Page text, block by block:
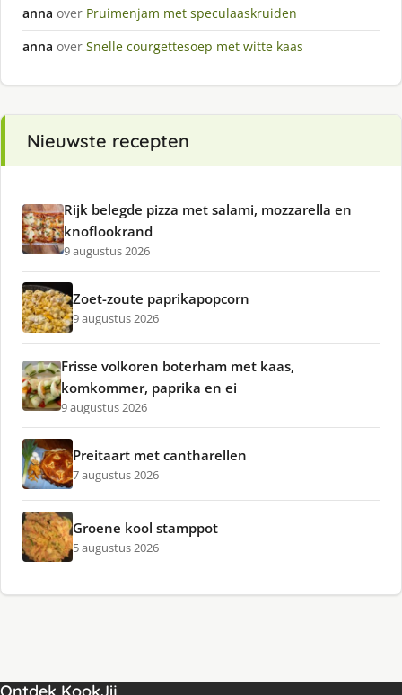
anna over Pruimenjam met speculaaskruiden
anna over Snelle courgettesoep met witte kaas
Nieuwste recepten
Rijk belegde pizza met salami, mozzarella en
knoflookrand
9 augustus 2026
Zoet-zoute paprikapopcorn
9 augustus 2026
Frisse volkoren boterham met kaas,
komkommer, paprika en ei
9 augustus 2026
Preitaart met cantharellen
7 augustus 2026
Groene kool stamppot
5 augustus 2026
Ontdek KookJij